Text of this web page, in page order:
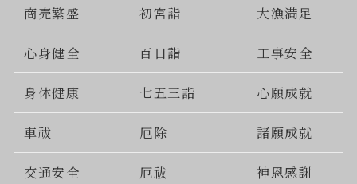
商売繁盛 初宮詣 大漁満足
心身健全 百日詣 工事安全
身体健康 七五三詣 心願成就
車祓 厄除 諸願成就
交通安全 厄祓 神恩感謝